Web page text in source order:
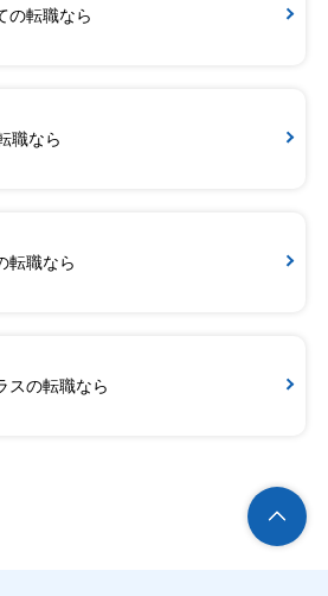
の転職なら
職なら
転職なら
スの転職なら